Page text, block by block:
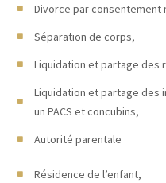
Divorce par consentement
Séparation de corps,
Liquidation et partage des
Liquidation et partage des
un PACS et concubins,
Autorité parentale
Résidence de l’enfant,